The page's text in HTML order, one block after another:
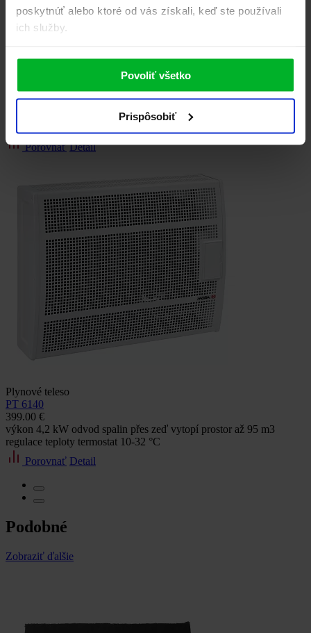
poskytnúť alebo ktoré od vás získali, keď ste používali
ich služby.
Povoliť všetko
Prispôsobiť
PT 6143
399.00 €
výkon 4,2 kW regulace teploty termostat 10-32 °C odvod spalin do
Porovnať Detail
Plynové teleso
PT 6140
399.00 €
výkon 4,2 kW odvod spalin přes zeď vytopí prostor až 95 m3
regulace teploty termostat 10-32 °C
Porovnať Detail
Podobné
Zobraziť ďalšie